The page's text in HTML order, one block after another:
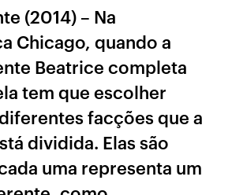
(2014) – Na
Chicago, quando a
Beatrice completa
tem que escolher
facções que a
dividida. Elas são
uma representa um